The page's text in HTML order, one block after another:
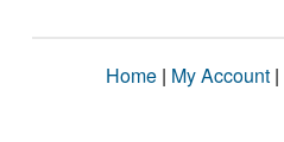
Home | My Account |